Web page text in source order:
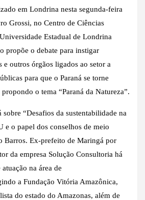
em Londrina nesta segunda-feira
Grossi, no Centro de Ciências
Estadual de Londrina
propõe o debate para instigar
outros órgãos ligados ao setor a
para que o Paraná se torne
o tema “Paraná da Natureza”.
sobre “Desafios da sustentabilidade na
e o papel dos conselhos de meio
Barros. Ex-prefeito de Maringá por
da empresa Solução Consultoria há
na área de
a Fundação Vitória Amazônica,
do estado do Amazonas, além de